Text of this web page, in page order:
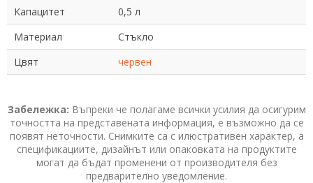
Капацитет
0,5 л
Материал
Стъкло
Цвят
червен
Забележка: Въпреки че полагаме всички усилия да осигурим
точността на представената информация, е възможно да се
появят неточности. Снимките са с илюстративен характер, а
спецификациите, дизайнът или опаковката на продуктите
могат да бъдат променени от производителя без
предварително уведомление.